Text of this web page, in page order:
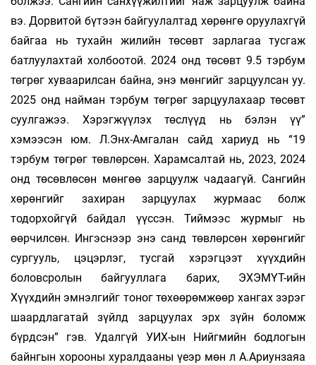
вэ. Дорви­­той бүтээн байгуулалтад хөрөнгө оруулах­гүй
байгаа нь тухайн жилийн төсөвт зарлагаа тус­гаж
батлуулахтай холбоотой. 2024 онд тө­­­­сөвт 9.5 тэрбум
төгрөг хуваарилсан байна, энэ мөн­гийг зарцуулсан уу.
2025 онд найман тэр­бум төгрөг зарцуулахаар төсөвт
суулгажээ. Хэ­­­рэгжүүлэх төслүүд нь бэлэн үү”
хэмээсэн юм. Л.Энх-Амгалан сайд хариуд нь “19
тэрбум төг­рөг төвлөрсөн. Харамсалтай нь, 2023, 2024
онд төсөвлөсөн мөнгөө зарцуулж чадаагүй. Сан­­­гийн
хөрөнгийг захиран зарцуулах жур­маас болж
тодорхойгүй байдал үүссэн. Тиймээс жур­­­­­­мыг нь
өөрчилсөн. Ингэснээр энэ санд төв­­­лөр­­­­сөн хөрөнгийг
сургууль, цэцэрлэг, тусгай хэ­­­рэг­­цээт хүүхдийн
боловсролын байгуул­лага ба­­рих, ЭХЭМҮТ-ийн
Хүүхдийн эмнэлгийг то­ног төхөөрөмжөөр хангах зэрэг
шаардлагатай зүйлд зарцуулах эрх зүйн боломж
бүрдсэн” гэв. Удал­­­­­гүй УИХ-ын Нийгмийн бодлогын
байн­гын хорооны хуралдааны үеэр мөн л А.Ариун­­заяа